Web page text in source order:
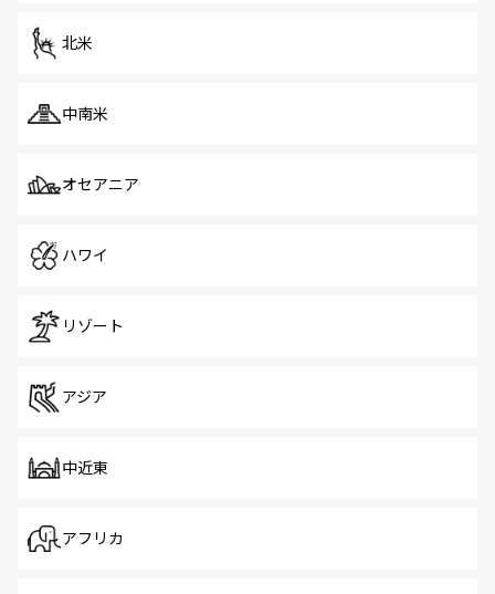
北米
中南米
オセアニア
ハワイ
リゾート
アジア
中近東
アフリカ